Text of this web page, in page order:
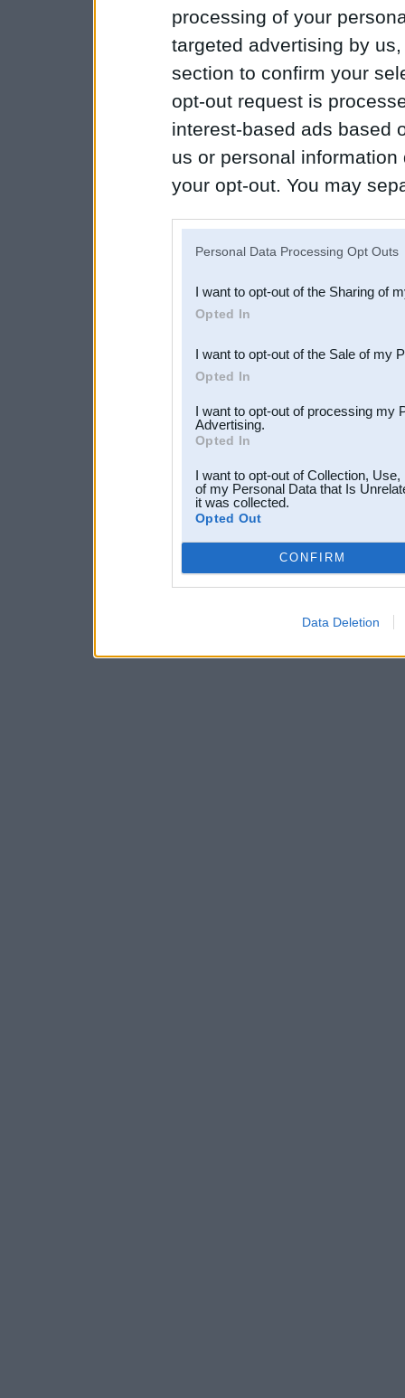
processing of your
targeted advertising by
section to confirm your
opt-out request is
interest-based ads based
us or personal
your opt-out. You may
Downstream Participants
third parties.
Personal Data Processing Opt Outs
I want to opt-out of the Sharing of
Opted In
I want to opt-out of the Sale of my
Opted In
I want to opt-out of processing my
Advertising.
Opted In
I want to opt-out of Collection,
of my Personal Data that Is
it was collected.
Opted Out
CONFIRM
Data Deletion